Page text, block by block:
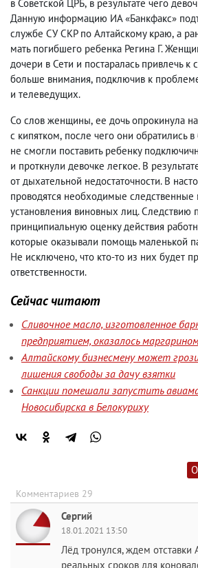
в Советской ЦРБ, в результате чего
Данную информацию ИА «Банкфакс»
службе СУ СКР по Алтайскому краю, а
мать погибшего ребенка Регина Г.
дочери в Сети и постаралась привлечь к
больше внимания, подключив к
и телеведущих.
Со слов женщины, ее дочь опрокинула
с кипятком, после чего они обратились
не смогли поставить ребенку
и проткнули девочке легкое. В
от дыхательной недостаточности. В
проводятся необходимые следственные
установления виновных лиц. Следствию
принципиальную оценку действия
которые оказывали помощь маленькой
Не исключено, что кто-то из них будет
ответственности.
Сейчас читают
Сливочное масло, изготовленное
предприятием, оказалось
Алтайскому бизнесмену может
лишения свободы за дачу взятки
Санкции помешали запустить
Новосибирска в Белокуриху
Комментариев 29
Сергий
18.01.2021 13:50
Лёд тронулся, ждем отставки
реальных сроков для